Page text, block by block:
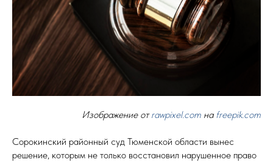
Изображение отrawpixel.com на freepik.com
Сорокинский районный суд Тюменской области вынес
решение, которым не только восстановил нарушенное право